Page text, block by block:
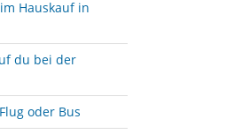
Hauskauf in
du bei der
oder Bus